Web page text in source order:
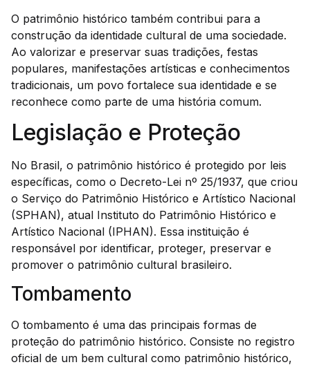
O patrimônio histórico também contribui para a
construção da identidade cultural de uma sociedade.
Ao valorizar e preservar suas tradições, festas
populares, manifestações artísticas e conhecimentos
tradicionais, um povo fortalece sua identidade e se
reconhece como parte de uma história comum.
Legislação e Proteção
No Brasil, o patrimônio histórico é protegido por leis
específicas, como o Decreto-Lei nº 25/1937, que criou
o Serviço do Patrimônio Histórico e Artístico Nacional
(SPHAN), atual Instituto do Patrimônio Histórico e
Artístico Nacional (IPHAN). Essa instituição é
responsável por identificar, proteger, preservar e
promover o patrimônio cultural brasileiro.
Tombamento
O tombamento é uma das principais formas de
proteção do patrimônio histórico. Consiste no registro
oficial de um bem cultural como patrimônio histórico,